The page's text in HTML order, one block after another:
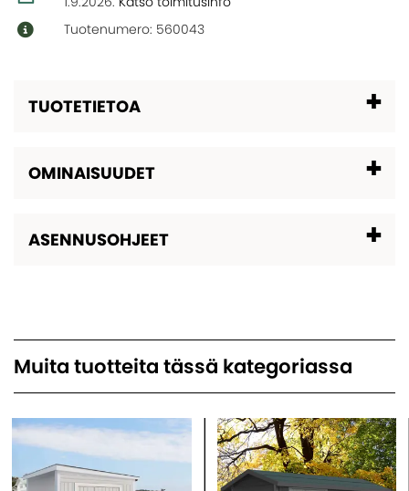
Tuotenumero: 560043
TUOTETIETOA
OMINAISUUDET
ASENNUSOHJEET
Muita tuotteita tässä kategoriassa